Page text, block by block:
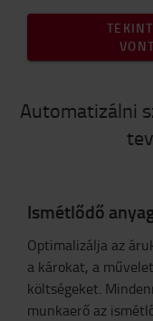
Automatizálni
Ismétlődő
Optimalizálja az
a károkat, a
költségeket.
munkaerő az